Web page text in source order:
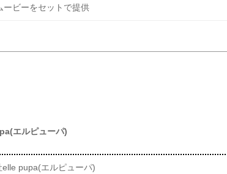
ービーをセットで提供
エルピューパ)
pupa(エルピューパ)